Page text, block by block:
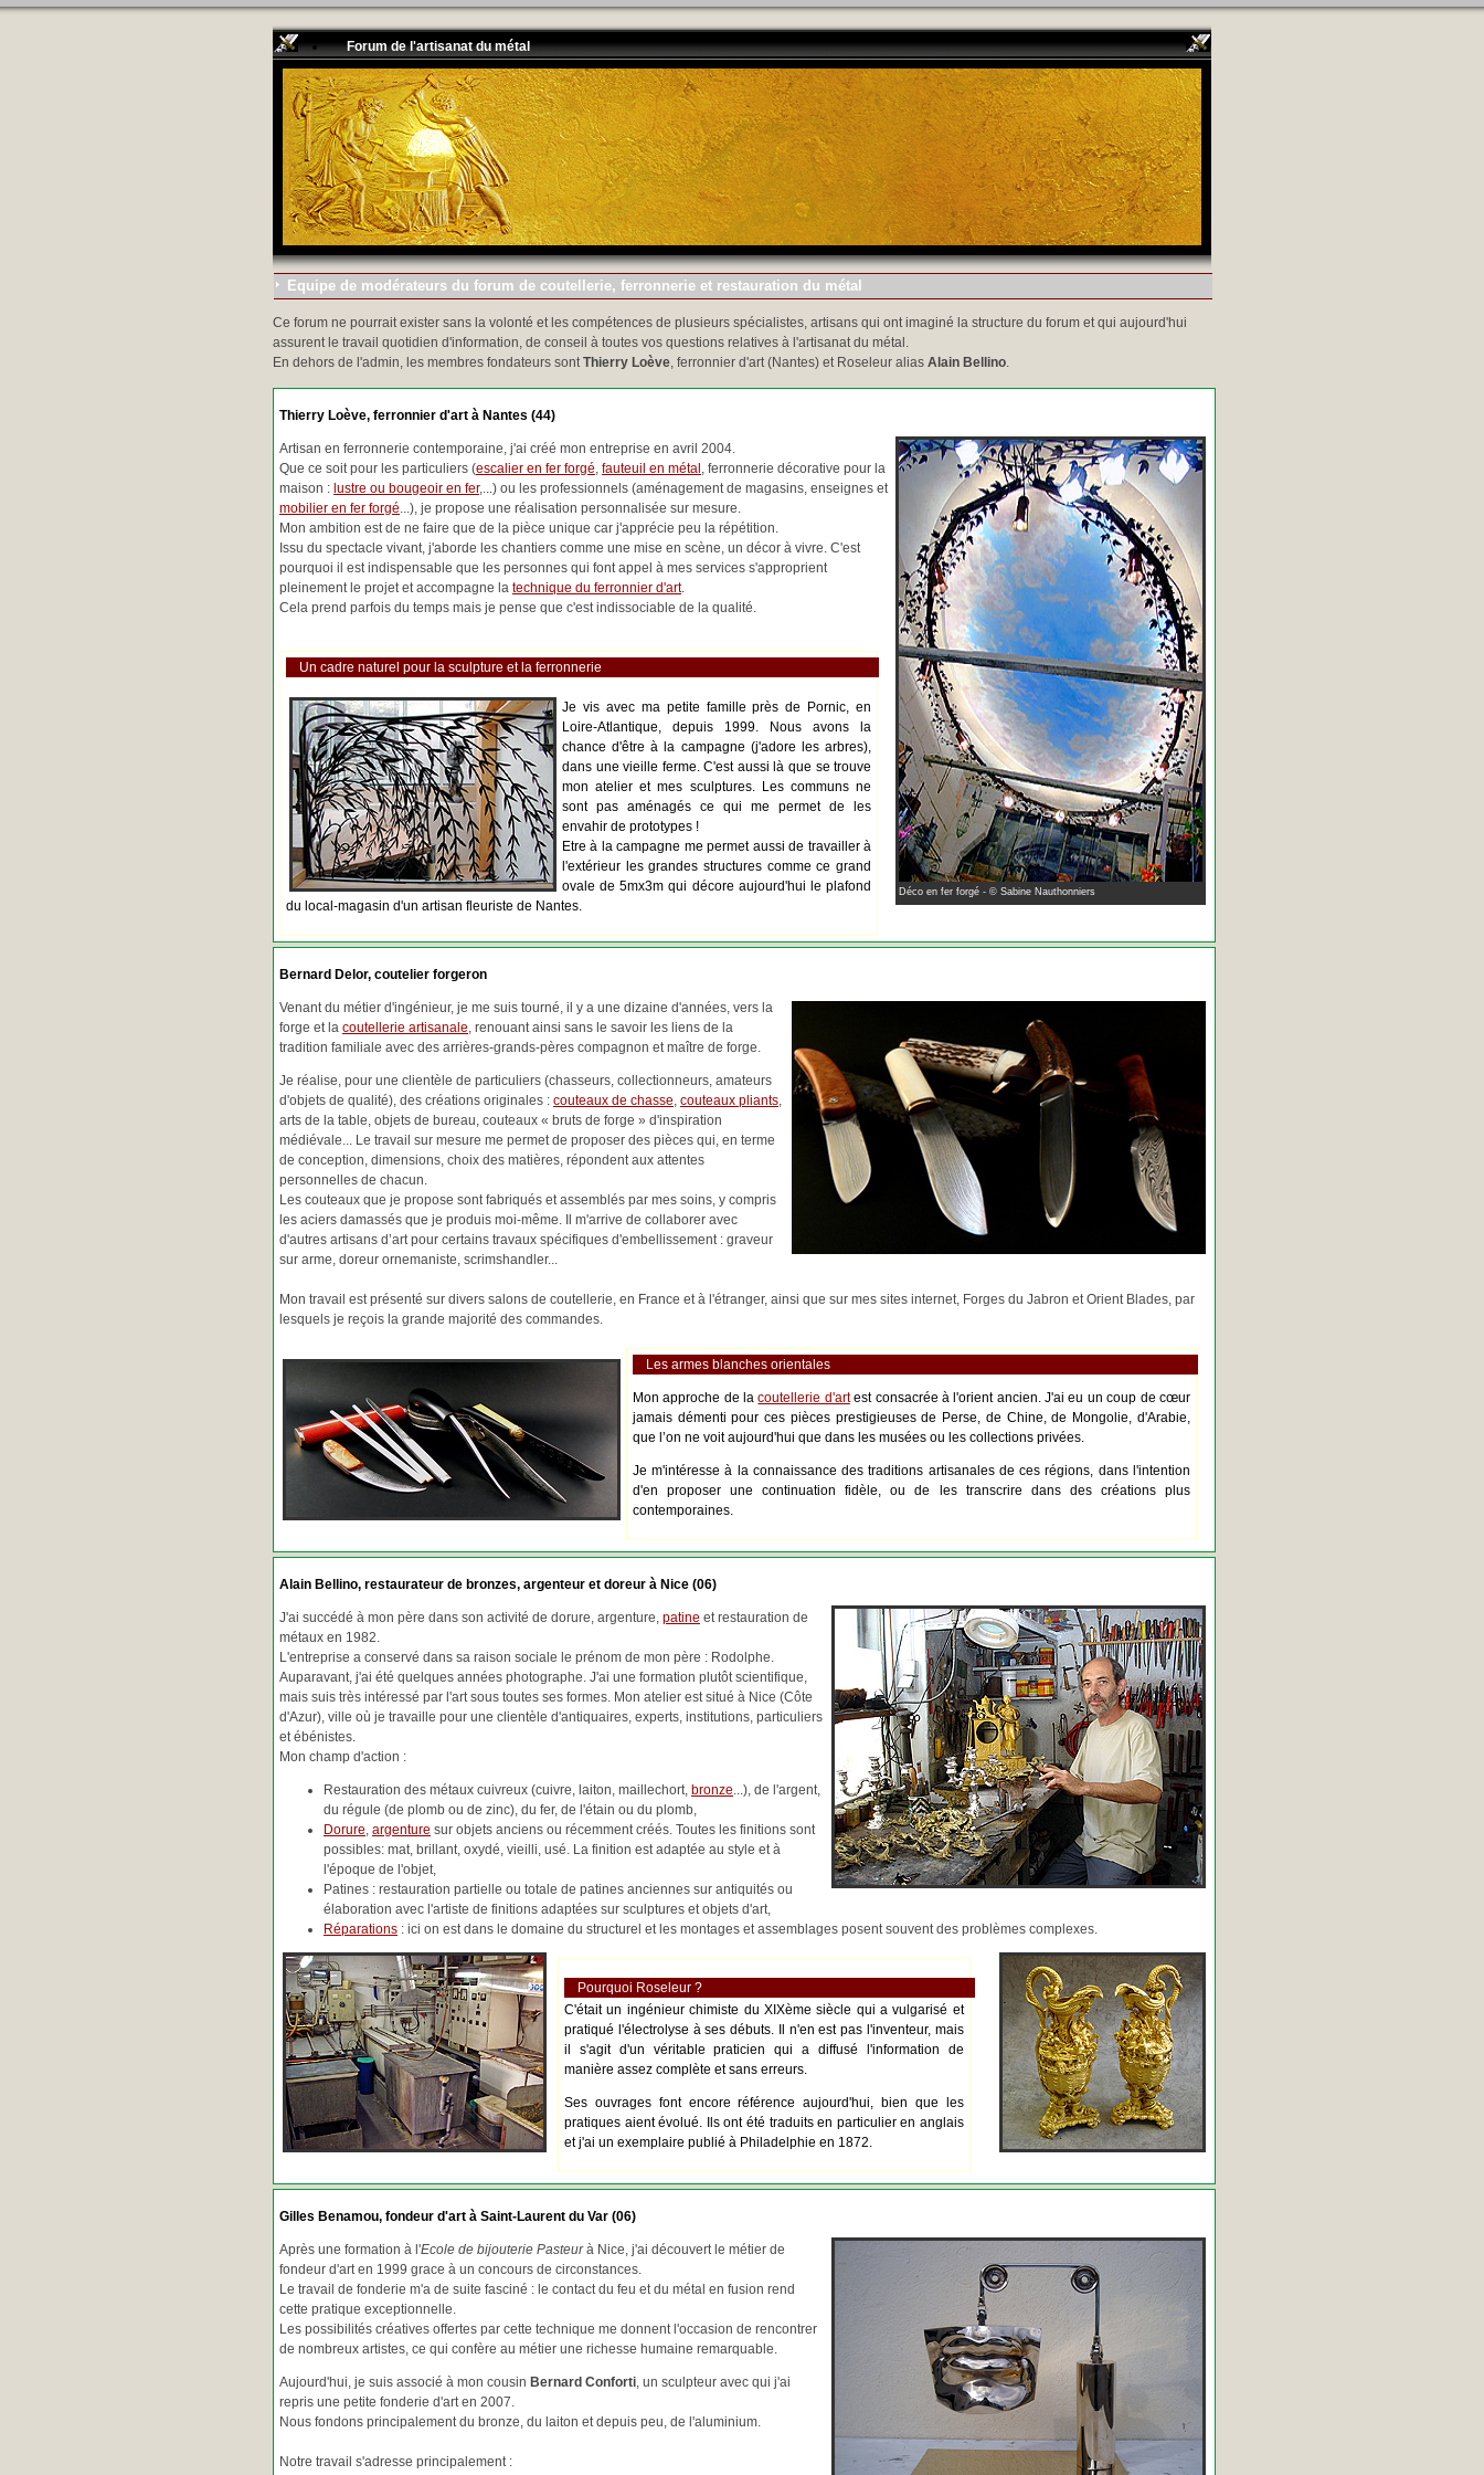
Forum de l'artisanat du métal
Equipe de modérateurs du forum de coutellerie, ferronnerie et restauration du métal
Ce forum ne pourrait exister sans la volonté et les compétences de plusieurs spécialistes, artisans qui ont imaginé la structure du forum et qui aujourd'hui
assurent le travail quotidien d'information, de conseil à toutes vos questions relatives à l'artisanat du métal.
En dehors de l'admin, les membres fondateurs sontThierry Loève, ferronnier d'art (Nantes) et Roseleur alias Alain Bellino.
Thierry Loève, ferronnier d'art à Nantes (44)
Déco en fer forgé - © Sabine Nauthonniers
Artisan en ferronnerie contemporaine, j'ai créé mon entreprise en avril 2004.
Que ce soit pour les particuliers (escalier en fer forgé, fauteuil en métal , ferronnerie décorative pour la
maison : lustre ou bougeoir en fer,...) ou les professionnels (aménagement de magasins, enseignes et
mobilier en fer forgé...), je propose une réalisation personnalisée sur mesure.
Mon ambition est de ne faire que de la pièce unique car j'apprécie peu la répétition.
Issu du spectacle vivant, j'aborde les chantiers comme une mise en scène, un décor à vivre. C'est
pourquoi il est indispensable que les personnes qui font appel à mes services s'approprient
pleinement le projet et accompagne la technique du ferronnier d'art.
Cela prend parfois du temps mais je pense que c'est indissociable de la qualité.
Un cadre naturel pour la sculpture et la ferronnerie
Je vis avec ma petite famille près de Pornic, en
Loire-Atlantique, depuis 1999. Nous avons la
chance d'être à la campagne (j'adore les arbres),
dans une vieille ferme. C'est aussi là que se trouve
mon atelier et mes sculptures. Les communs ne
sont pas aménagés ce qui me permet de les
envahir de prototypes !
Etre à la campagne me permet aussi de travailler à
l'extérieur les grandes structures comme ce grand
ovale de 5mx3m qui décore aujourd'hui le plafond
du local-magasin d'un artisan fleuriste de Nantes.
Bernard Delor, coutelier forgeron
Venant du métier d'ingénieur, je me suis tourné, il y a une dizaine d'années, vers la
forge et la coutellerie artisanale, renouant ainsi sans le savoir les liens de la
tradition familiale avec des arrières-grands-pères compagnon et maître de forge.
Je réalise, pour une clientèle de particuliers (chasseurs, collectionneurs, amateurs
d'objets de qualité), des créations originales : couteaux de chasse, couteaux pliants,
arts de la table, objets de bureau, couteaux « bruts de forge » d'inspiration
médiévale... Le travail sur mesure me permet de proposer des pièces qui, en terme
de conception, dimensions, choix des matières, répondent aux attentes
personnelles de chacun.
Les couteaux que je propose sont fabriqués et assemblés par mes soins, y compris
les aciers damassés que je produis moi-même. Il m'arrive de collaborer avec
d'autres artisans d’art pour certains travaux spécifiques d'embellissement : graveur
sur arme, doreur ornemaniste, scrimshandler...
Mon travail est présenté sur divers salons de coutellerie, en France et à l'étranger, ainsi que sur mes sites internet, Forges du Jabron et Orient Blades, par
lesquels je reçois la grande majorité des commandes.
Les armes blanches orientales
Mon approche de lacoutellerie d'artest consacrée à l'orient ancien. J'ai eu un coup de cœur
jamais démenti pour ces pièces prestigieuses de Perse, de Chine, de Mongolie, d'Arabie,
que l’on ne voit aujourd'hui que dans les musées ou les collections privées.
Je m'intéresse à la connaissance des traditions artisanales de ces régions, dans l'intention
d'en proposer une continuation fidèle, ou de les transcrire dans des créations plus
contemporaines.
Alain Bellino, restaurateur de bronzes, argenteur et doreur à Nice (06)
J'ai succédé à mon père dans son activité de dorure, argenture, patine et restauration de
métaux en 1982.
L'entreprise a conservé dans sa raison sociale le prénom de mon père : Rodolphe.
Auparavant, j'ai été quelques années photographe. J'ai une formation plutôt scientifique,
mais suis très intéressé par l'art sous toutes ses formes. Mon atelier est situé à Nice (Côte
d'Azur), ville où je travaille pour une clientèle d'antiquaires, experts, institutions, particuliers
et ébénistes.
Mon champ d'action :
Restauration des métaux cuivreux (cuivre, laiton, maillechort, bronze...), de l'argent,
du régule (de plomb ou de zinc), du fer, de l'étain ou du plomb,
Dorure, argenture sur objets anciens ou récemment créés. Toutes les finitions sont
possibles: mat, brillant, oxydé, vieilli, usé. La finition est adaptée au style et à
l'époque de l'objet,
Patines : restauration partielle ou totale de patines anciennes sur antiquités ou
élaboration avec l'artiste de finitions adaptées sur sculptures et objets d'art,
Réparations : ici on est dans le domaine du structurel et les montages et assemblages posent souvent des problèmes complexes.
Pourquoi Roseleur ?
C'était un ingénieur chimiste du XIXème siècle qui a vulgarisé et
pratiqué l'électrolyse à ses débuts. Il n'en est pas l'inventeur, mais
il s'agit d'un véritable praticien qui a diffusé l'information de
manière assez complète et sans erreurs.
Ses ouvrages font encore référence aujourd'hui, bien que les
pratiques aient évolué. Ils ont été traduits en particulier en anglais
et j'ai un exemplaire publié à Philadelphie en 1872.
Gilles Benamou, fondeur d'art à Saint-Laurent du Var (06)
Après une formation à l'Ecole de bijouterie Pasteurà Nice, j'ai découvert le métier de
fondeur d'art en 1999 grace à un concours de circonstances.
Le travail de fonderie m'a de suite fasciné : le contact du feu et du métal en fusion rend
cette pratique exceptionnelle.
Les possibilités créatives offertes par cette technique me donnent l'occasion de rencontrer
de nombreux artistes, ce qui confère au métier une richesse humaine remarquable.
Aujourd'hui, je suis associé à mon cousin Bernard Conforti, un sculpteur avec qui j'ai
repris une petite fonderie d'art en 2007.
Nous fondons principalement du bronze, du laiton et depuis peu, de l'aluminium.
Notre travail s'adresse principalement :